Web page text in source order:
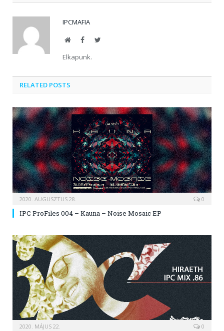
IPCMAFIA
WebsiteFacebookTwitter
Elkapunk.
RELATED POSTS
2020. AUGUSZTUS 28. 0
IPC ProFiles 004 – Kauna – Noise Mosaic EP
2020. MÁJUS 22. 0